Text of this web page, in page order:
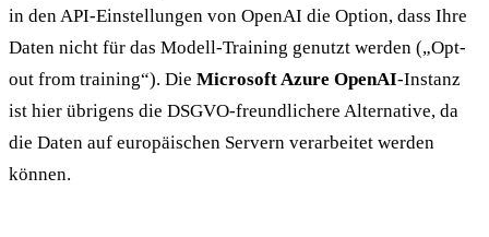
in den API-Einstellungen von OpenAI die Option, dass Ihre
Daten nicht für das Modell-Training genutzt werden („Opt-
out from training“). Die Microsoft Azure OpenAI-Instanz
ist hier übrigens die DSGVO-freundlichere Alternative, da
die Daten auf europäischen Servern verarbeitet werden
können.